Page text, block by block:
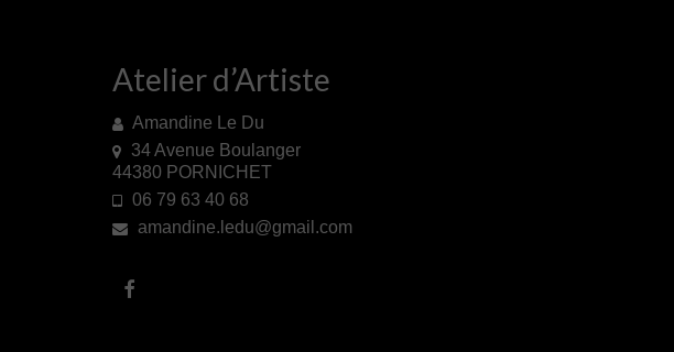
Atelier d’Artiste
Amandine Le Du
34 Avenue Boulanger
44380 PORNICHET
06 79 63 40 68
amandine.ledu@gmail.com